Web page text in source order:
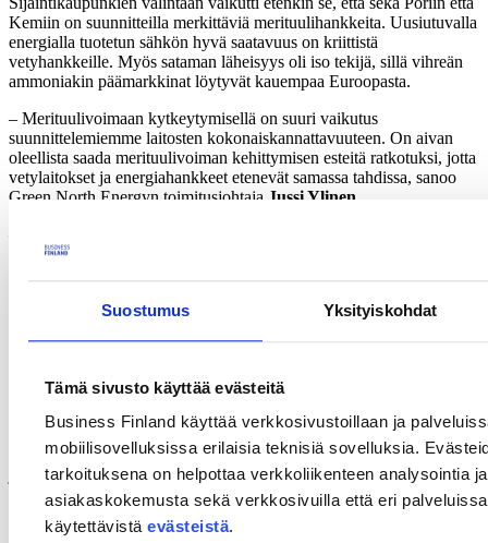
Suostumus Yksityiskohdat
Tämä sivusto käyttää evästeitä
Business Finland käyttää verkkosivustoillaan ja
mobiilisovelluksissa erilaisia teknisiä sovelluksia.
tarkoituksena on helpottaa verkkoliikenteen analysointia
asiakaskokemusta sekä verkkosivuilla että eri
käytettävistä evästeistä.
Kemiin on suunnitteilla merkittäviä merituulihankkeita. Uusiutuvalla
energialla tuotetun sähkön hyvä saatavuus on kriittistä
vetyhankkeille. Myös sataman läheisyys oli iso tekijä, sillä vihreän
ammoniakin päämarkkinat löytyvät kauempaa Euroopasta.
– Merituulivoimaan kytkeytymisellä on suuri vaikutus
suunnittelemiemme laitosten kokonaiskannattavuuteen. On aivan
oleellista saada merituulivoiman kehittymisen esteitä ratkotuksi, jotta
vetylaitokset ja energiahankkeet etenevät samassa tahdissa, sanoo
Green North Energyn toimitusjohtaja Jussi Ylinen
teollista uudistumista: yrityksiä, jotka hakevat uutta liiketoimintaa
riskiä tässä markkinamurroksessa, sanoo Business Finlandin
Jussi Ylinen, toimitusjohtaja
p. +358 40 577 2430
jussi.ylinen (at) greennorth.energy
Helena Sarén, Mission Lead, Zero Carbon Future
Business Finland